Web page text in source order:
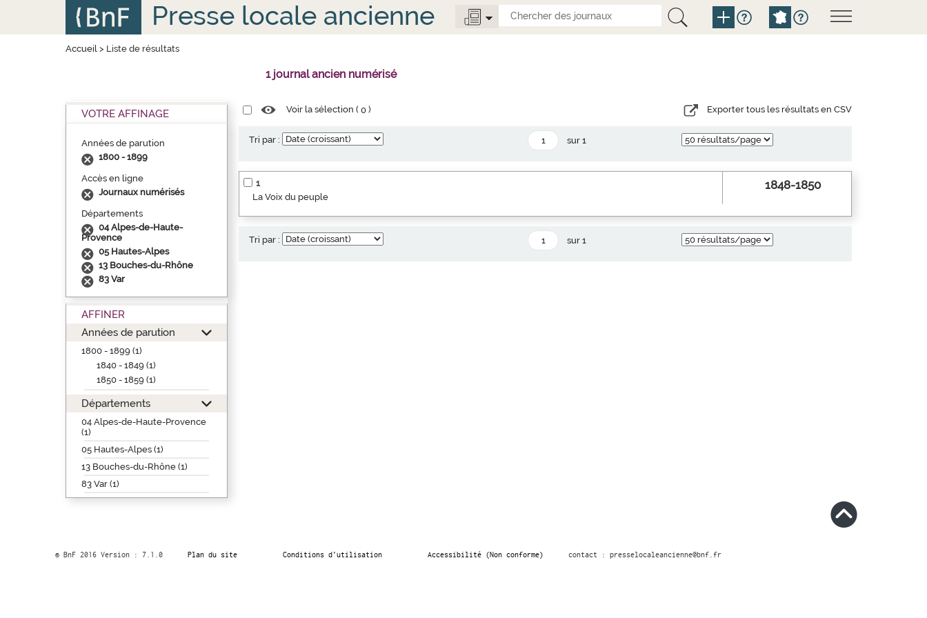
Presse locale ancienne
Accueil> Liste de résultats
1 journal ancien numérisé
VOTRE AFFINAGE
Années de parution
1800 - 1899
Accès en ligne
Journaux numérisés
Départements
04 Alpes-de-Haute-
Provence
05 Hautes-Alpes
13 Bouches-du-Rhône
83 Var
AFFINER
Années de parution
1800 - 1899 (1)
1840 - 1849 (1)
1850 - 1859 (1)
Départements
04 Alpes-de-Haute-Provence
(1)
05 Hautes-Alpes (1)
13 Bouches-du-Rhône (1)
83 Var (1)
Voir la sélection (0 ) Exporter tous les résultats en CSV
Tri par : sur 1
1
La Voix du peuple
1848-1850
Tri par : sur 1
© BnF 2016 Version : 7.1.0 Plan du site Conditions d’utilisation Accessibilité (Non conforme) contact : presselocaleancienne@bnf.fr
Panneau de gestion des cookies